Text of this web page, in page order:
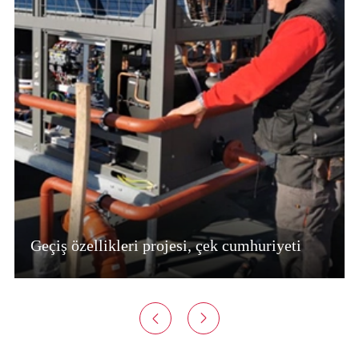
Geçiş özellikleri projesi, çek cumhuriyeti (2)
 